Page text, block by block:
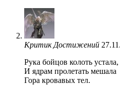
Критик Достижений
Рука бойцов колоть устала,
И ядрам пролетать мешала
Гора кровавых тел.